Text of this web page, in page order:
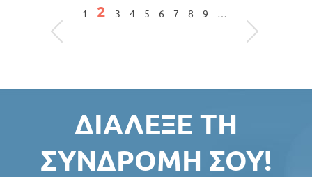
1 2 3 4 5 6 7 8 9 …
ΔΙΆΛΕΞΕ ΤΗ
ΣΥΝΔΡΟΜΉ ΣΟΥ!